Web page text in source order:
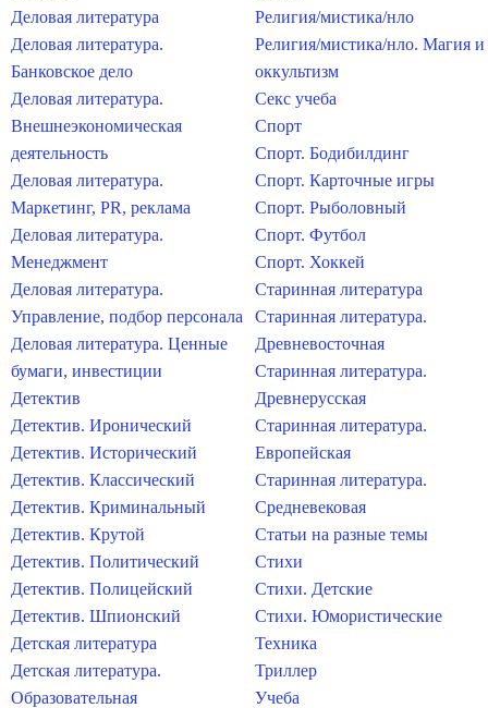
Деловая литература
Деловая литература.
Банковское дело
Деловая литература.
Внешнеэкономическая
деятельность
Деловая литература.
Маркетинг, PR, реклама
Деловая литература.
Менеджмент
Деловая литература.
Управление, подбор персонала
Деловая литература. Ценные
бумаги, инвестиции
Детектив
Детектив. Иронический
Детектив. Исторический
Детектив. Классический
Детектив. Криминальный
Детектив. Крутой
Детектив. Политический
Детектив. Полицейский
Детектив. Шпионский
Детская литература
Детская литература.
Образовательная
Религия/мистика/нло
Религия/мистика/нло. Магия и
оккультизм
Секс учеба
Спорт
Спорт. Бодибилдинг
Спорт. Карточные игры
Спорт. Рыболовный
Спорт. Футбол
Спорт. Хоккей
Старинная литература
Старинная литература.
Древневосточная
Старинная литература.
Древнерусская
Старинная литература.
Европейская
Старинная литература.
Средневековая
Статьи на разные темы
Стихи
Стихи. Детские
Стихи. Юмористические
Техника
Триллер
Учеба